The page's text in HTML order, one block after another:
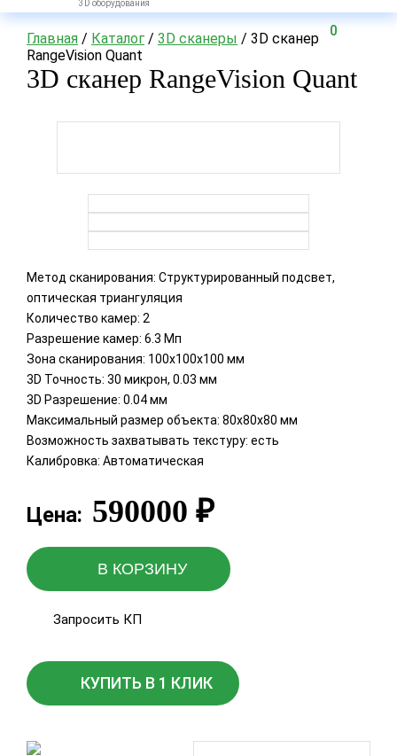
3D оборудования
0
Главная / Каталог / 3D сканеры / 3D сканер
RangeVision Quant
3D сканер RangeVision Quant
Метод сканирования: Структурированный подсвет,
оптическая триангуляция
Количество камер: 2
Разрешение камер: 6.3 Мп
Зона сканирования: 100х100х100 мм
3D Точность: 30 микрон, 0.03 мм
3D Разрешение: 0.04 мм
Максимальный размер объекта: 80х80х80 мм
Возможность захватывать текстуру: есть
Калибровка: Автоматическая
Цена: 590000 ₽
В КОРЗИНУ
Запросить КП
КУПИТЬ В 1 КЛИК